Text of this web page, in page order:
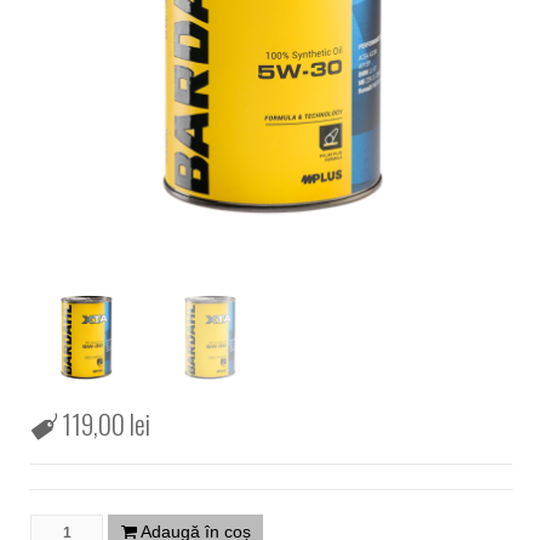
119,00lei
Adaugă în coș